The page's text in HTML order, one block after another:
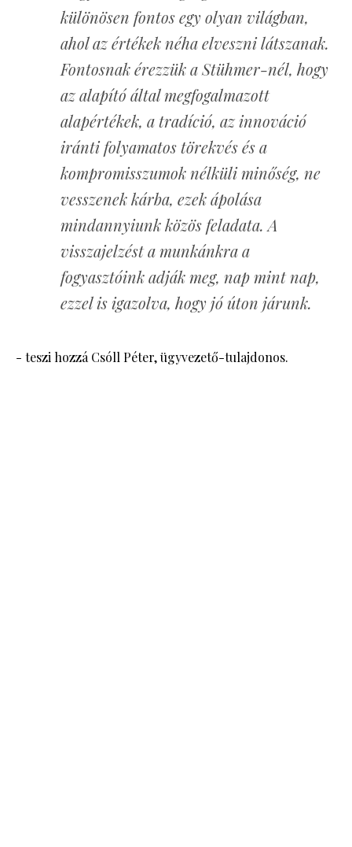
különösen fontos egy olyan világban,
ahol az értékek néha elveszni látszanak.
Fontosnak érezzük a Stühmer-nél, hogy
az alapító által megfogalmazott
alapértékek, a tradíció, az innováció
iránti folyamatos törekvés és a
kompromisszumok nélküli minőség, ne
vesszenek kárba, ezek ápolása
mindannyiunk közös feladata. A
visszajelzést a munkánkra a
fogyasztóink adják meg, nap mint nap,
ezzel is igazolva, hogy jó úton járunk.
- teszi hozzá Csóll Péter, ügyvezető-tulajdonos.